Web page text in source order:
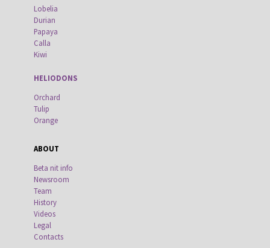
Lobelia
Durian
Papaya
Calla
Kiwi
HELIODONS
Orchard
Tulip
Orange
ABOUT
Beta nit info
Newsroom
Team
History
Videos
Legal
Contacts